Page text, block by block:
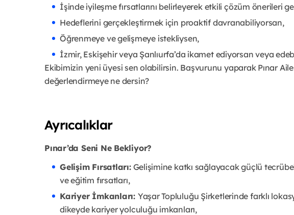
İşinde iyileşme fırsatlarını belirleyerek etkili çözüm önerileri
Hedeflerini gerçekleştirmek için proaktif davranabiliyorsan,
Öğrenmeye ve gelişmeye istekliysen,
İzmir, Eskişehir veya Şanlıurfa’da ikamet ediyorsan veya
Ekibimizin yeni üyesi sen olabilirsin. Başvurunu yaparak Pınar
değerlendirmeye ne dersin?
Ayrıcalıklar
Pınar’da Seni Ne Bekliyor?
Gelişim Fırsatları:Gelişimine katkı sağlayacak güçlü
ve eğitim fırsatları,
Kariyer İmkanları: Yaşar Topluluğu Şirketlerinde farklı
dikeyde kariyer yolculuğu imkanları,